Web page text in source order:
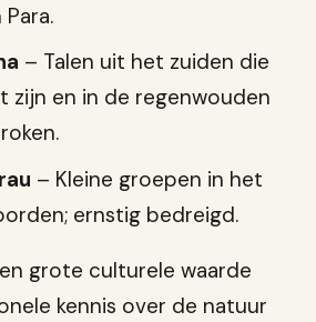
– Talen uit het zuiden die
zijn en in de regenwouden
– Kleine groepen in het
ernstig bedreigd.
grote culturele waarde
kennis over de natuur